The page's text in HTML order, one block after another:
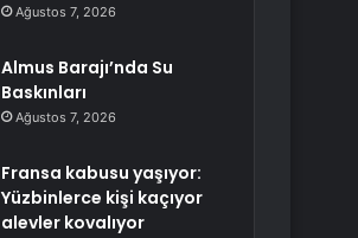
Ağustos 7, 2026
Almus Barajı’nda Su
Baskınları
Ağustos 7, 2026
Fransa kabusu yaşıyor:
Yüzbinlerce kişi kaçıyor
alevler kovalıyor